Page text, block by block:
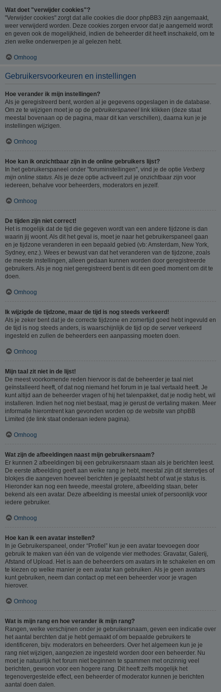
Wat doet "verwijder cookies"?
"Verwijder cookies" zorgt dat alle cookies die door phpBB3 zijn aangemaakt,
weer verwijderd worden. Deze cookies zorgen ervoor dat je aangemeld wordt
en geven ook de mogelijkheid, indien de beheerder dit heeft inschakeld, om te
zien welke onderwerpen je al gelezen hebt.
Omhoog
Gebruikersvoorkeuren en instellingen
Hoe verander ik mijn instellingen?
Als je geregistreerd bent, worden al je gegevens opgeslagen in de database.
Om ze te wijzigen moet je op de gebruikerspaneel link klikken (deze staat
meestal bovenaan op de pagina, maar dit kan verschillen), daarna kun je je
instellingen wijzigen.
Omhoog
Hoe kan ik onzichtbaar zijn in de online gebruikers lijst?
In het gebruikerspaneel onder "foruminstellingen", vind je de optie Verberg
mijn online status . Als je deze optie activeert zul je onzichtbaar zijn voor
iedereen, behalve voor beheerders, moderators en jezelf.
Omhoog
De tijden zijn niet correct!
Het is mogelijk dat de tijd die gegeven wordt van een andere tijdzone is dan
waarin jij woont. Als dit het geval is, moet je naar het gebruikerspaneel gaan
en je tijdzone veranderen in een bepaald gebied (vb: Amsterdam, New York,
Sydney, enz.). Wees er bewust van dat het veranderen van de tijdzone, zoals
de meeste instellingen, alleen gedaan kunnen worden door geregistreerde
gebruikers. Als je nog niet geregistreerd bent is dit een goed moment om dit te
doen.
Omhoog
Ik wijzigde de tijdzone, maar de tijd is nog steeds verkeerd!
Als je zeker bent dat je de correcte tijdzone en zomertijd goed hebt ingevuld en
de tijd is nog steeds anders, is waarschijnlijk de tijd op de server verkeerd
ingesteld en zullen de beheerders een aanpassing moeten doen.
Omhoog
Mijn taal zit niet in de lijst!
De meest voorkomende reden hiervoor is dat de beheerder je taal niet
geïnstalleerd heeft, of dat nog niemand het forum in je taal vertaald heeft. Je
kunt altijd aan de beheerder vragen of hij het talenpakket, dat je nodig hebt, wil
installeren. Indien het nog niet bestaat, mag je gerust de vertaling maken. Meer
informatie hieromtrent kan gevonden worden op de website van phpBB
Limited (de link staat onderaan iedere pagina).
Omhoog
Wat zijn de afbeeldingen naast mijn gebruikersnaam?
Er kunnen 2 afbeeldingen bij een gebruikersnaam staan als je berichten leest.
De eerste afbeelding geeft aan welke rang je hebt, meestal zijn dit sterretjes of
blokjes die aangeven hoeveel berichten je geplaatst hebt of wat je status is.
Hieronder kan nog een tweede, meestal grotere, afbeelding staan, beter
bekend als een avatar. Deze afbeelding is meestal uniek of persoonlijk voor
iedere gebruiker.
Omhoog
Hoe kan ik een avatar instellen?
In je Gebruikerspaneel, onder “Profiel” kun je een avatar toevoegen door
gebruik te maken van één van de volgende vier methodes: Gravatar, Galerij,
Afstand of Upload. Het is aan de beheerders om avatars in te schakelen en om
te kiezen op welke manier je een avatar kan gebruiken. Als je geen avatars
kunt gebruiken, neem dan contact op met een beheerder voor je vragen
hierover.
Omhoog
Wat is mijn rang en hoe verander ik mijn rang?
Rangen, welke verschijnen onder je gebruikersnaam, geven een indicatie over
het aantal berchten dat je hebt gemaakt of om bepaalde gebruikers te
identificeren, bijv. moderators en beheerders. Over het algemeen kun je je
rang niet wijzigen, aangezien ze ingesteld worden door een beheerder. Nu
moet je natuurlijk het forum niet beginnen te spammen met onzinnig veel
berichten, gewoon voor een hogere rang. Dit heeft zelfs mogelijk het
tegenovergestelde effect, een beheerder of moderator kunnen je berichten
aantal doen dalen.